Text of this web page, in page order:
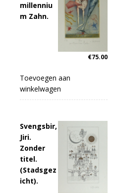
millenniu
m Zahn.
€75.00
Toevoegen aan
winkelwagen
Svengsbir,
Jiri.
Zonder
titel.
(Stadsgez
icht).